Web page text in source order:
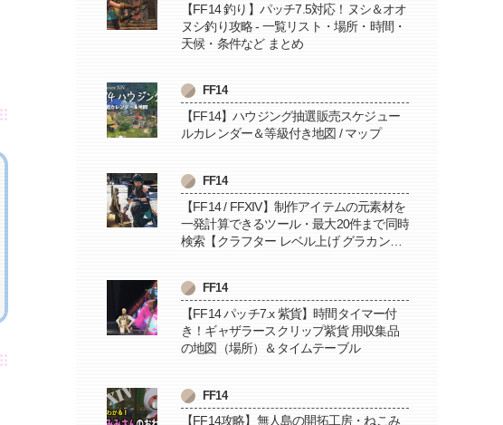
【FF14 釣り】パッチ7.5対応！ヌシ＆オオ
ヌシ釣り攻略 - 一覧リスト・場所・時間・
天候・条件など まとめ
FF14
【FF14】ハウジング抽選販売スケジュー
ルカレンダー＆等級付き地図 / マップ
FF14
【FF14 / FFXIV】制作アイテムの元素材を
一発計算できるツール・最大20件まで同時
検索【クラフター レベル上げ グラカン納
FF14
【FF14 パッチ7.x 紫貨】時間タイマー付
き！ギャザラースクリップ紫貨 用収集品
の地図（場所）＆タイムテーブル
FF14
【FF14攻略】無人島の開拓工房・ねこみ